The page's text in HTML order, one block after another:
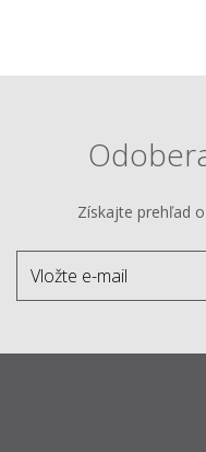
Získajte prehľad